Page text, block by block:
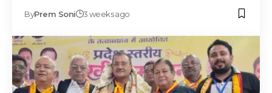
ByPrem Soni 3 weeks ago